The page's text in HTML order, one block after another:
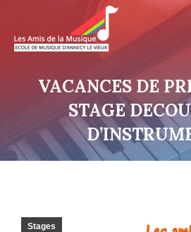
VACANCES DE
STAGE
Stages